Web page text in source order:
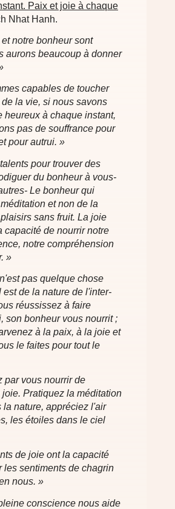
Paix et joie à chaque
Nhat Hanh.
notre bonheur sont
aurons beaucoup à donner
capables de toucher
la vie, si nous savons
heureux à chaque instant,
pas de souffrance pour
pour autrui. »
pour trouver des
du bonheur à vous-
Le bonheur qui
et non de la
sans fruit. La joie
capacité de nourrir notre
notre compréhension
»
pas quelque chose
de la nature de l'inter-
réussissez à faire
son bonheur vous nourrit ;
à la paix, à la joie et
le faites pour tout le
par vous nourrir de
Pratiquez la méditation
la nature, appréciez l'air
les étoiles dans le ciel
de joie ont la capacité
les sentiments de chagrin
nous. »
conscience nous aide